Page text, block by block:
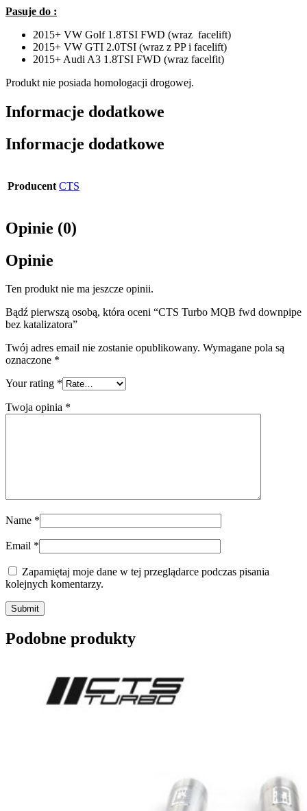
Pasuje do :
2015+ VW Golf 1.8TSI FWD (wraz facelift)
2015+ VW GTI 2.0TSI (wraz z PP i facelift)
2015+ Audi A3 1.8TSI FWD (wraz facelfit)
Produkt nie posiada homologacji drogowej.
Informacje dodatkowe
Informacje dodatkowe
Producent CTS
Opinie (0)
Opinie
Ten produkt nie ma jeszcze opinii.
Bądź pierwszą osobą, która oceni “CTS Turbo MQB fwd downpipe
bez katalizatora”
Twój adres email nie zostanie opublikowany. Wymagane pola są
oznaczone *
Your rating *
Twoja opinia *
Name *
Email *
Zapamiętaj moje dane w tej przeglądarce podczas pisania
kolejnych komentarzy.
Submit
Podobne produkty